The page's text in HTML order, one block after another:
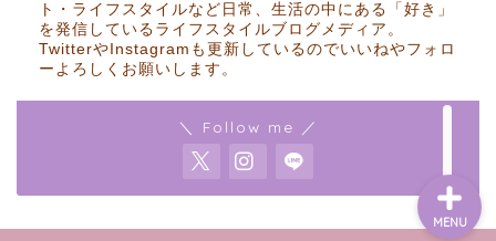
ト・ライフスタイルなど日常、生活の中にある「好き」
を発信しているライフスタイルブログメディア。
TwitterやInstagramも更新しているのでいいねやフォロ
ーよろしくお願いします。
＼ Follow me ／
MENU
Goods